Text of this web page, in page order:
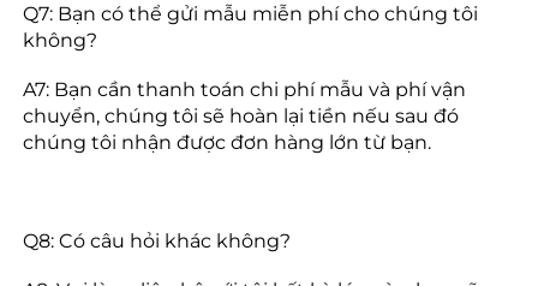
Q7: Bạn có thể gửi mẫu miễn phí cho chúng tôi
không?
A7: Bạn cần thanh toán chi phí mẫu và phí vận
chuyển, chúng tôi sẽ hoàn lại tiền nếu sau đó
chúng tôi nhận được đơn hàng lớn từ bạn.
Q8: Có câu hỏi khác không?